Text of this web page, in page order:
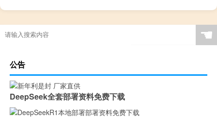
中信证券：关注出境需求继续释放以及估值回落至低位的配置机会
☚
公告
DeepSeek全套部署资料免费下载